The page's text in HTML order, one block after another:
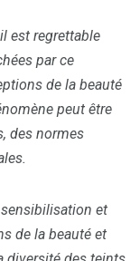
est regrettable
par ce
de la beauté
peut être
des normes
et
de la beauté et